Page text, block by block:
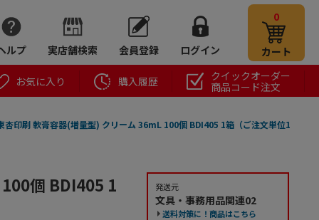
ルプ 実店舗検索 会員登録 ログイン
0
カート
お気に入り 購入履歴
クイックオーダー
商品コード注文
杏印刷 軟膏容器(増量型) クリーム 36mL 100個 BDI405 1箱（ご注文単位1
個 BDI405 1 発送元
文具・事務用品関連02
送料対策に！商品はこちら